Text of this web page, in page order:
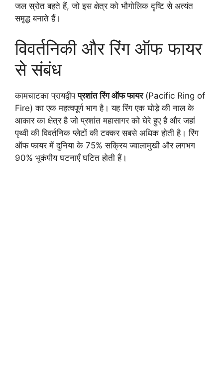
जल स्रोत बहते हैं, जो इस क्षेत्र को भौगोलिक दृष्टि से अत्यंत
समृद्ध बनाते हैं।
विवर्तनिकी और रिंग ऑफ फायर
से संबंध
कामचाटका प्रायद्वीपप्रशांत रिंग ऑफ फायर(Pacific Ring of
Fire) का एक महत्वपूर्ण भाग है। यह रिंग एक घोड़े की नाल के
आकार का क्षेत्र है जो प्रशांत महासागर को घेरे हुए है और जहां
पृथ्वी की विवर्तनिक प्लेटों की टक्कर सबसे अधिक होती है। रिंग
ऑफ फायर में दुनिया के 75% सक्रिय ज्वालामुखी और लगभग
90% भूकंपीय घटनाएँ घटित होती हैं।